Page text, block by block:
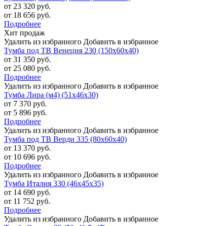
от 23 320 руб.
от 18 656 руб.
Подробнее
Хит продаж
Удалить из избранного Добавить в избранное
Тумба под ТВ Венеция 230 (150х60х40)
от 31 350 руб.
от 25 080 руб.
Подробнее
Удалить из избранного Добавить в избранное
Тумба Лира (м4) (51х46х30)
от 7 370 руб.
от 5 896 руб.
Подробнее
Удалить из избранного Добавить в избранное
Тумба под ТВ Верди 335 (80х60х40)
от 13 370 руб.
от 10 696 руб.
Подробнее
Удалить из избранного Добавить в избранное
Тумба Италия 330 (46х45х35)
от 14 690 руб.
от 11 752 руб.
Подробнее
Удалить из избранного Добавить в избранное